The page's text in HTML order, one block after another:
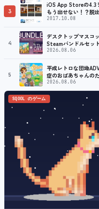
3
iOS App Storeの4.3
もう出せない！？脱
2017.10.08
4
デスクトップマスコ
Steamバンドルセッ
2026.08.06
5
平成レトロな団地
症のおばあちゃんの
2026.08.06
SQOOL のゲーム